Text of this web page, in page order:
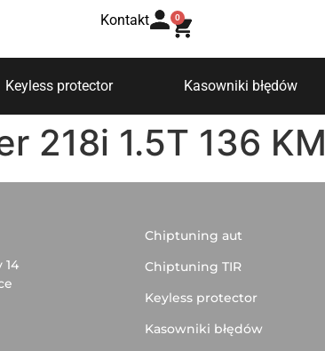
Kontakt 0
Keyless protector Kasowniki błędów
218i 1.5T 136 KM
14
Chiptuning aut
Chiptuning TIR
Keyless protector
Kasowniki błędów